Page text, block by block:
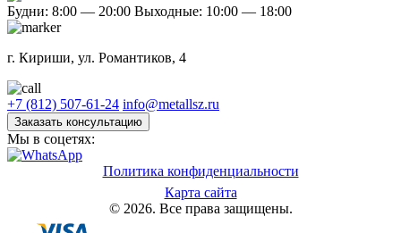
Будни: 8:00 — 20:00 Выходные: 10:00 — 18:00
г. Кириши, ул. Романтиков, 4
+7 (812) 507-61-24 info@metallsz.ru
Заказать консультацию
Мы в соцетях:
Политика конфиденциальности
Карта сайта
© 2026. Все права защищены.